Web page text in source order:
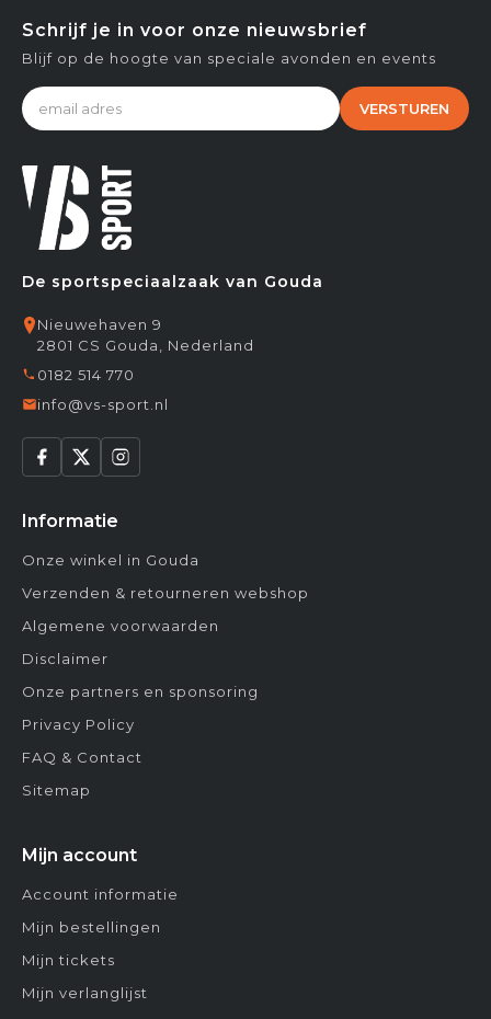
De sportspeciaalzaak van Gouda
Nieuwehaven 9
2801 CS Gouda, Nederland
0182 514 770
info@vs-sport.nl
Informatie
Onze winkel in Gouda
Verzenden & retourneren webshop
Algemene voorwaarden
Disclaimer
Onze partners en sponsoring
Privacy Policy
FAQ & Contact
Sitemap
Mijn account
Account informatie
Mijn bestellingen
Mijn tickets
Mijn verlanglijst
Schrijf je in voor onze nieuwsbrief
Blijf op de hoogte van speciale avonden en events
VERSTUREN